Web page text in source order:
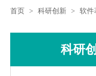
首页 > 科研创新 > 软件
科研